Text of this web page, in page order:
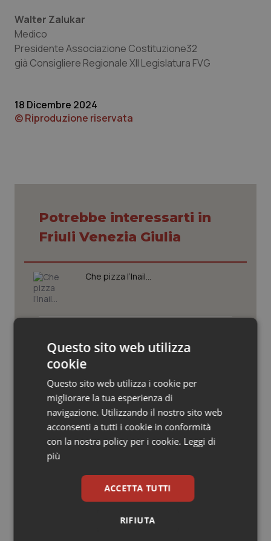
Piemonte
Provincia Autonoma di Bolzano
Puglia
Umbria
Valle D’Aosta
Veneto
HIV
Infezioni & Febbre
Malattie rare
Oftalmologia
Oncodermatologia
Oncoematologia
Psoriasi & pelle
Quotidiano Cardiologia
Quotidiano Chirurgia
Quotidiano Oncologia
Quotidiano Pediatria
Rene & patologie urogenitali
Walter Zalukar
Medico
Presidente Associazione Costituzione32
già Consigliere Regionale XII Legislatura FVG
18 Dicembre 2024
© Riproduzione riservata
Potrebbe interessarti in
Friuli Venezia Giulia
Che pizza l’Inail…
non sono 5.965 futuri medici di
famiglia
Carcere e dipendenze, il rischio di
trasformare le comunità terapeutiche
in luoghi di custodia
La validità della “clausola di
Questo sito web utilizza
cookie
Questo sito web utilizza i cookie per
migliorare la tua esperienza di
navigazione. Utilizzando il nostro sito web
acconsenti a tutti i cookie in conformità
con la nostra policy per i cookie. Leggi di
più
ACCETTA TUTTI
RIFIUTA